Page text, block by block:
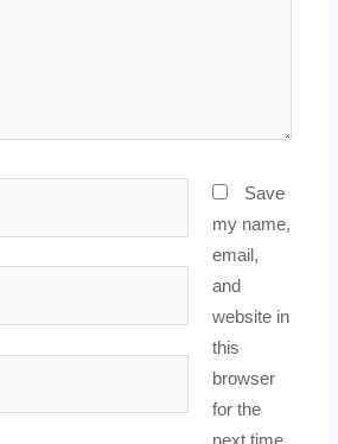
Save
my name,
email,
and
website in
this
browser
for the
next time